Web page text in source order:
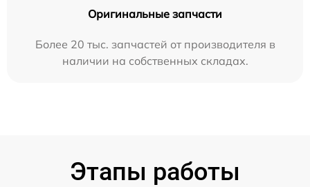
Оригинальные запчасти
Более 20 тыс. запчастей от производителя в
наличии на собственных складах.
Этапы работы